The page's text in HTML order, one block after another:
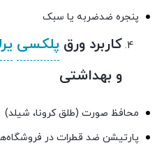
پنجره ضدضربه یا سبک
کاربرد ورق پلکسی
و بهداشتی
محافظ صورت (طلق کرونا، شیلد)
پارتیشن ضد قطرات در